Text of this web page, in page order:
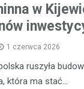
w
1 czerwca 2026
ruszyła
która ma stać…